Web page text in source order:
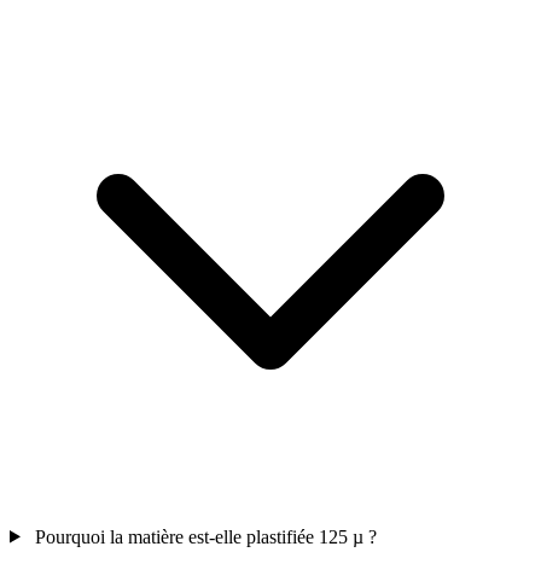
Pourquoi la matière est-elle plastifiée 125 µ ?